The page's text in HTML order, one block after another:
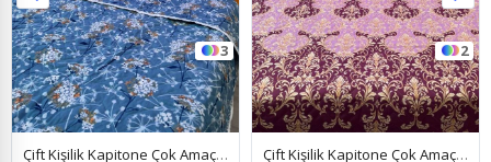
3
Çift Kişilik Kapitone Çok Amaçlı Pike Papatya Mavi
2
Çift Kişilik Kapitone Çok Amaçlı Pike Osmanlı Pembe